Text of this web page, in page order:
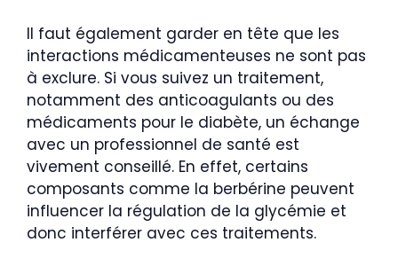
Il faut également garder en tête que les
interactions médicamenteuses ne sont pas
à exclure. Si vous suivez un traitement,
notamment des anticoagulants ou des
médicaments pour le diabète, un échange
avec un professionnel de santé est
vivement conseillé. En effet, certains
composants comme la berbérine peuvent
influencer la régulation de la glycémie et
donc interférer avec ces traitements.